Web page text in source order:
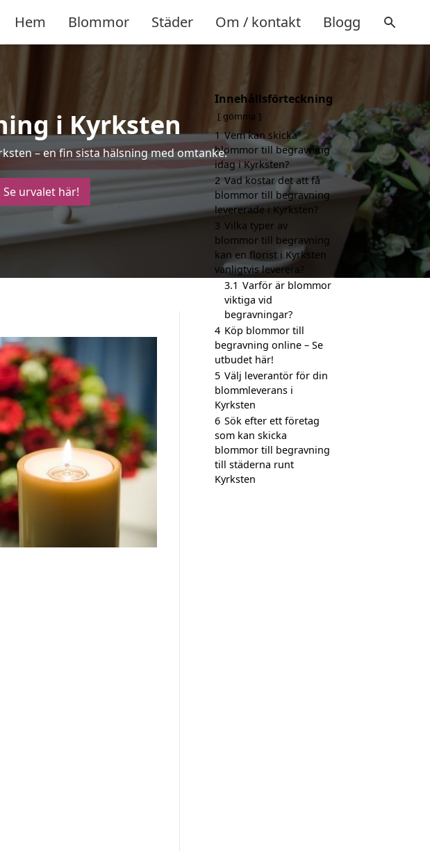
Hem Blommor Städer Om / kontakt Blogg
i Kyrksten
– en fin sista hälsning med omtanke.
Se urvalet här!
Innehållsförteckning
gömma
1 Vem kan skicka
blommor till begravning
idag i Kyrksten?
2 Vad kostar det att få
blommor till begravning
levererade i Kyrksten?
3 Vilka typer av
blommor till begravning
kan en florist i Kyrksten
vanligtvis leverera?
3.1 Varför är blommor
viktiga vid
begravningar?
4 Köp blommor till
begravning online – Se
utbudet här!
5 Välj leverantör för din
blommleverans i
Kyrksten
6 Sök efter ett företag
som kan skicka
blommor till begravning
till städerna runt
Kyrksten